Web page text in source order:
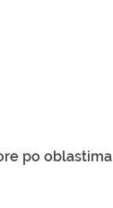
po oblastima